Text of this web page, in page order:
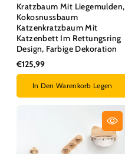
Kratzbaum Mit Liegemulden,
Kokosnussbaum
Katzenkratzbaum Mit
Katzenbett Im Rettungsring
Design, Farbige Dekoration
€125,99
In Den Warenkorb Legen